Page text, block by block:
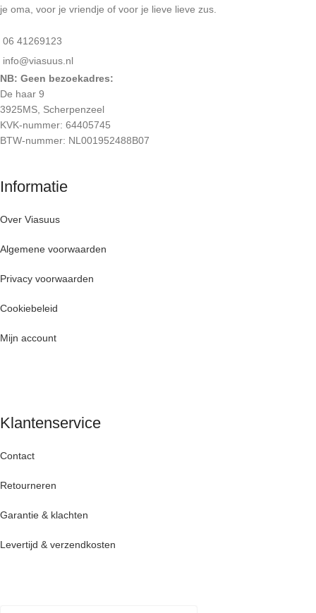
je oma, voor je vriendje of voor je lieve lieve zus.
06 41269123
info@viasuus.nl
NB: Geen bezoekadres:
De haar 9
3925MS, Scherpenzeel
KVK-nummer: 64405745
BTW-nummer: NL001952488B07
Informatie
Over Viasuus
Algemene voorwaarden
Privacy voorwaarden
Cookiebeleid
Mijn account
Klantenservice
Contact
Retourneren
Garantie & klachten
Levertijd & verzendkosten